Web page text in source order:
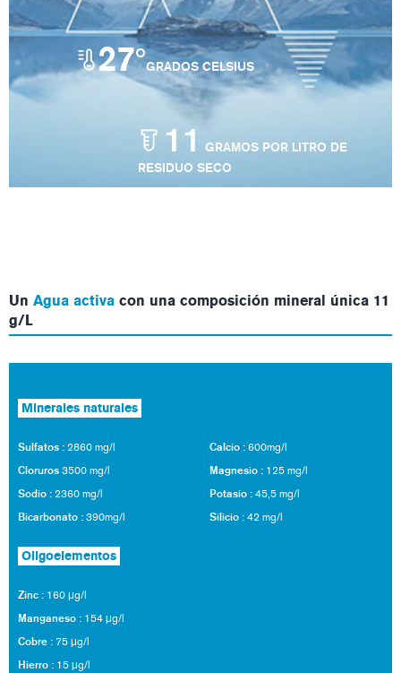
27°GRADOS CELSIUS
11
GRAMOS POR LITRO DE
RESIDUO SECO
Un Agua activa con una composición mineral única 11
g/L
Minerales naturales
Sulfatos : 2860 mg/l
Cloruros 3500 mg/l
Sodio : 2360 mg/l
Bicarbonato : 390mg/l
Calcio : 600mg/l
Magnesio : 125 mg/l
Potasio : 45,5 mg/l
Silicio : 42 mg/l
Oligoelementos
Zinc : 160 μg/l
Manganeso : 154 μg/l
Cobre : 75 μg/l
Hierro : 15 μg/l